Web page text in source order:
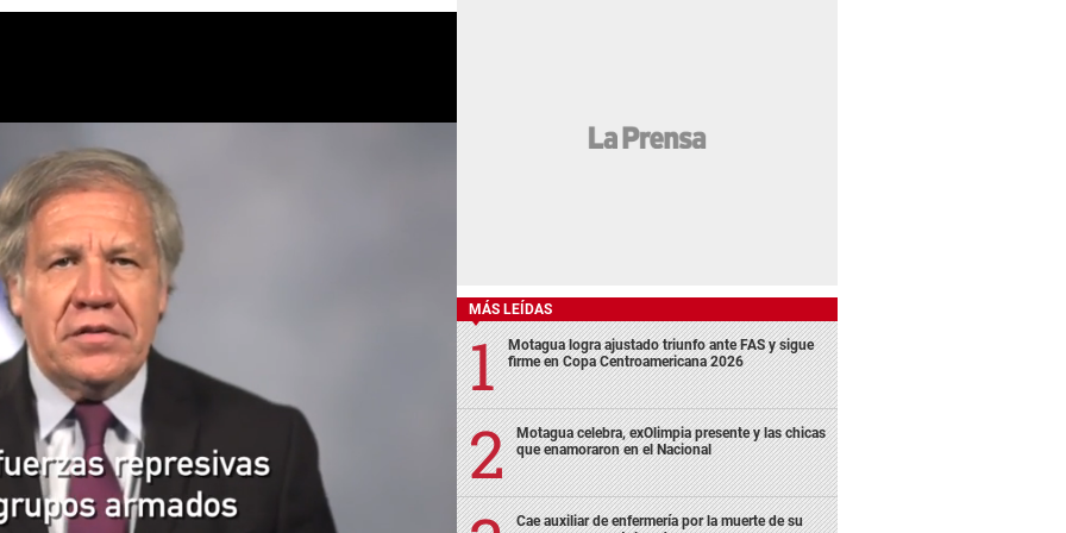
MÁS LEÍDAS
Motagua logra ajustado triunfo ante FAS y sigue
firme en Copa Centroamericana 2026
Motagua celebra, exOlimpia presente y las chicas
que enamoraron en el Nacional
Cae auxiliar de enfermería por la muerte de su